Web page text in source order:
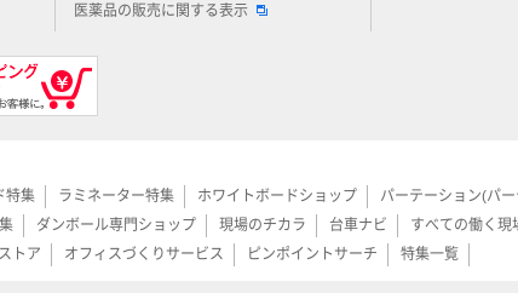
医薬品の販売に関する表示
特集 ラミネーター特集 ホワイトボードショップ パーテーション(パ
ダンボール専門ショップ 現場のチカラ 台車ナビ すべての働く現
トア オフィスづくりサービス ピンポイントサーチ 特集一覧